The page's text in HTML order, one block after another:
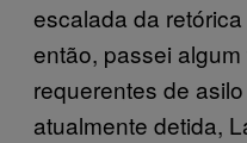
escalada da
então, passei
requerentes de
atualmente detida,